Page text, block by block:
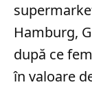
Hamburg,
după ce
în valoare